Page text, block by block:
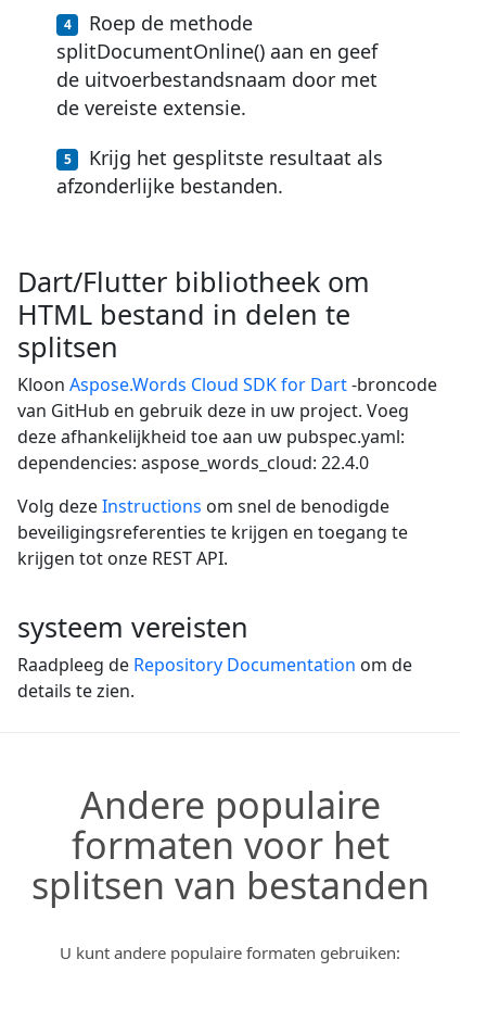
Roep de methode
splitDocumentOnline() aan en geef
de uitvoerbestandsnaam door met
de vereiste extensie.
Krijg het gesplitste resultaat als
afzonderlijke bestanden.
Dart/Flutter bibliotheek om
HTML bestand in delen te
splitsen
Kloon Aspose.Words Cloud SDK for Dart-broncode
van GitHub en gebruik deze in uw project. Voeg
deze afhankelijkheid toe aan uw pubspec.yaml:
dependencies: aspose_words_cloud: 22.4.0
Volg dezeInstructions om snel de benodigde
beveiligingsreferenties te krijgen en toegang te
krijgen tot onze REST API.
systeem vereisten
Raadpleeg de Repository Documentation om de
details te zien.
Andere populaire
formaten voor het
splitsen van bestanden
U kunt andere populaire formaten gebruiken: